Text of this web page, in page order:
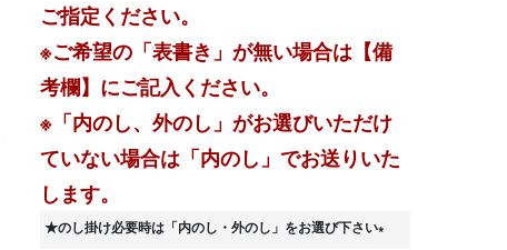
ご指定ください。
※ご希望の「表書き」が無い場合は【備
考欄】にご記入ください。
※「内のし、外のし」がお選びいただけ
ていない場合は「内のし」でお送りいた
します。
★のし掛け必要時は「内のし・外のし」をお選び下さい